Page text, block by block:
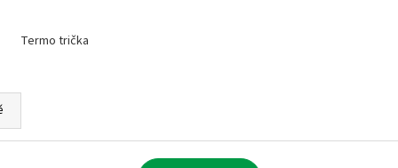
Termo trička
92 Kč